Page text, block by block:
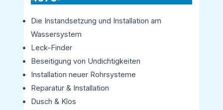
Die Instandsetzung und Installation am
Wassersystem
Leck-Finder
Beseitigung von Undichtigkeiten
Installation neuer Rohrsysteme
Reparatur & Installation
Dusch & Klos